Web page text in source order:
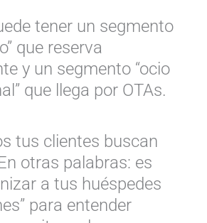
tener un segmento
que reserva
y un segmento “ocio
que llega por OTAs.
tus clientes buscan
otras palabras: es
a tus huéspedes
para entender